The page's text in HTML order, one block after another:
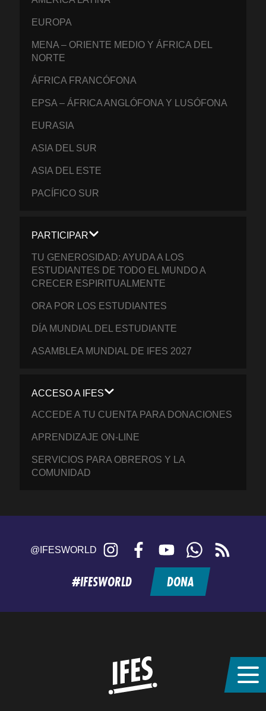
EUROPA
MENA – ORIENTE MEDIO Y ÁFRICA DEL
NORTE
ÁFRICA FRANCÓFONA
EPSA – ÁFRICA ANGLÓFONA Y LUSÓFONA
EURASIA
ASIA DEL SUR
ASIA DEL ESTE
PACÍFICO SUR
PARTICIPAR
TU GENEROSIDAD: AYUDA A LOS
ESTUDIANTES DE TODO EL MUNDO A
CRECER ESPIRITUALMENTE
ORA POR LOS ESTUDIANTES
DÍA MUNDIAL DEL ESTUDIANTE
ASAMBLEA MUNDIAL DE IFES 2027
ACCESO A IFES
ACCEDE A TU CUENTA PARA DONACIONES
APRENDIZAJE ON-LINE
SERVICIOS PARA OBREROS Y LA
COMUNIDAD
@IFESWORLD Instagram FacebookYouTubeWhatsApp
feed
#IFESWORLD DONA